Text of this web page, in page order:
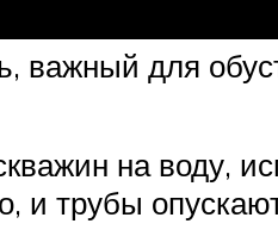
важный для
на воду,
и трубы